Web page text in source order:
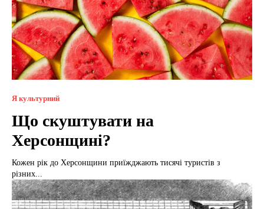
Я культурний
Що скуштувати на
Херсонщині?
Кожен рік до Херсонщини приїжджають тисячі туристів з
різних...